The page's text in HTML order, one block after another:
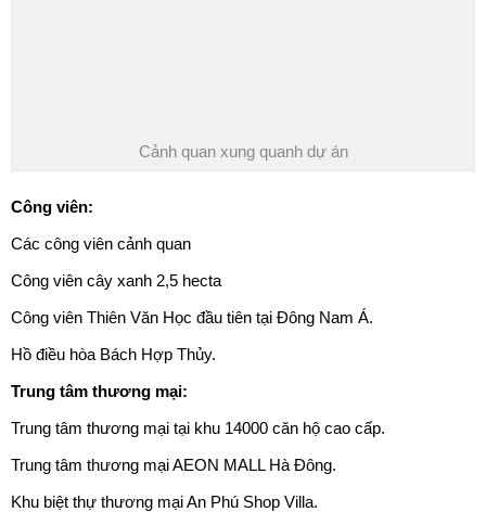
Cảnh quan xung quanh dự án
Công viên:
Các công viên cảnh quan
Công viên cây xanh 2,5 hecta
Công viên Thiên Văn Học đầu tiên tại Đông Nam Á.
Hồ điều hòa Bách Hợp Thủy.
Trung tâm thương mại:
Trung tâm thương mại tại khu 14000 căn hộ cao cấp.
Trung tâm thương mại AEON MALL Hà Đông.
Khu biệt thự thương mại An Phú Shop Villa.